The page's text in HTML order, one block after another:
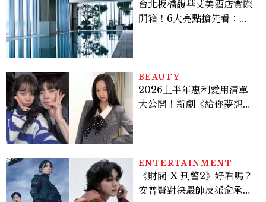
台北板橋馥華艾美酒店實際
開箱！6大亮點搶先看：新
BEAUTY
2026上半年惠利愛用清單
大公開！新劇《給你夢想》
ENTERTAINMENT
《財閥 X 刑警2》好看嗎？
安普賢對決最帥反派俞承